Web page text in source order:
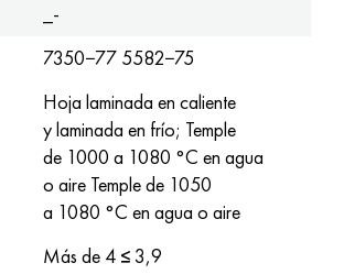
_-
7350−77 5582−75
Hoja laminada en caliente
y laminada en frío; Temple
de 1000 a 1080 °C en agua
o aire Temple de 1050
a 1080 °C en agua o aire
Más de 4 ≤ 3,9